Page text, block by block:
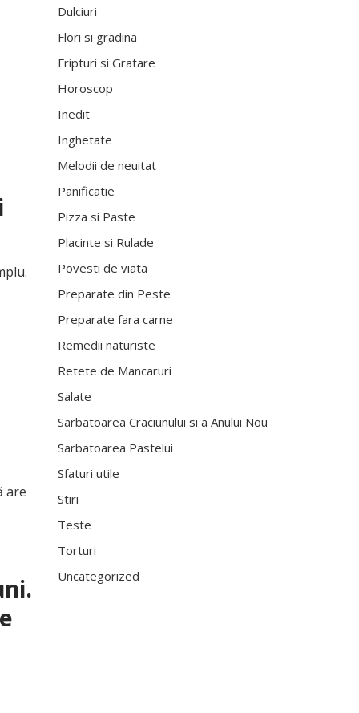
are
Dulciuri
Flori si gradina
Fripturi si Gratare
Horoscop
Inedit
Inghetate
Melodii de neuitat
Panificatie
Pizza si Paste
Placinte si Rulade
Povesti de viata
Preparate din Peste
Preparate fara carne
Remedii naturiste
Retete de Mancaruri
Salate
Sarbatoarea Craciunului si a Anului Nou
Sarbatoarea Pastelui
Sfaturi utile
Stiri
Teste
Torturi
Uncategorized